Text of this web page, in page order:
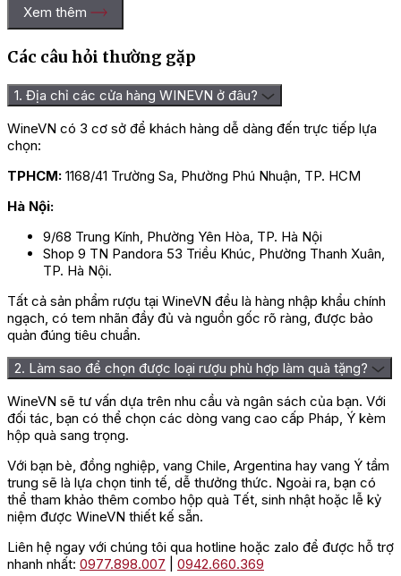
Xem thêm
Các câu hỏi thường gặp
1. Địa chỉ các cửa hàng WINEVN ở đâu?
WineVN có 3 cơ sở để khách hàng dễ dàng đến trực tiếp lựa
chọn:
TPHCM: 1168/41 Trường Sa, Phường Phú Nhuận, TP. HCM
Hà Nội:
9/68 Trung Kính, Phường Yên Hòa, TP. Hà Nội
Shop 9 TN Pandora 53 Triều Khúc, Phường Thanh Xuân,
TP. Hà Nội.
Tất cả sản phẩm rượu tại WineVN đều là hàng nhập khẩu chính
ngạch, có tem nhãn đầy đủ và nguồn gốc rõ ràng, được bảo
quản đúng tiêu chuẩn.
2. Làm sao để chọn được loại rượu phù hợp làm quà tặng?
WineVN sẽ tư vấn dựa trên nhu cầu và ngân sách của bạn. Với
đối tác, bạn có thể chọn các dòng vang cao cấp Pháp, Ý kèm
hộp quà sang trọng.
Với bạn bè, đồng nghiệp, vang Chile, Argentina hay vang Ý tầm
trung sẽ là lựa chọn tinh tế, dễ thưởng thức. Ngoài ra, bạn có
thể tham khảo thêm combo hộp quà Tết, sinh nhật hoặc lễ kỷ
niệm được WineVN thiết kế sẵn.
Liên hệ ngay với chúng tôi qua hotline hoặc zalo để được hỗ trợ
nhanh nhất: 0977.898.007
0942.660.369